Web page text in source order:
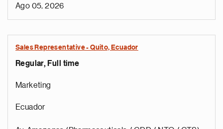
Ago 05, 2026
Sales Representative - Quito, Ecuador
Regular, Full time
Marketing
Ecuador